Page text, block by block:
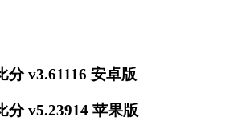
分 v3.61116 安卓版
分 v5.23914 苹果版